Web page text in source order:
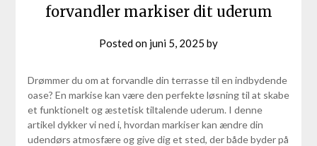
forvandler markiser dit uderum
Posted on juni 5, 2025 by
Drømmer du om at forvandle din terrasse til en indbydende
oase? En markise kan være den perfekte løsning til at skabe
et funktionelt og æstetisk tiltalende uderum. I denne
artikel dykker vi ned i, hvordan markiser kan ændre din
udendørs atmosfære og give dig et sted, der både byder på